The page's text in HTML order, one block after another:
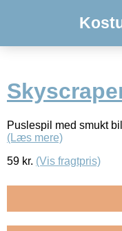
Puslespil med smukt
(Læs mere)
59 kr. (Vis fragtpris)